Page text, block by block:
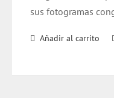
sus fotogramas
Añadir al carrito